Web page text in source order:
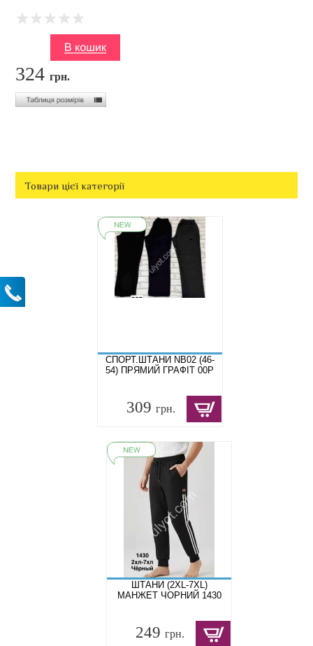
324грн.
Товари цієї категорії
СПОРТ.ШТАНИ NB02 (46-
54) ПРЯМИЙ ГРАФІТ 00P
309 грн.
ШТАНИ (2XL-7XL)
МАНЖЕТ ЧОРНИЙ 1430
249 грн.